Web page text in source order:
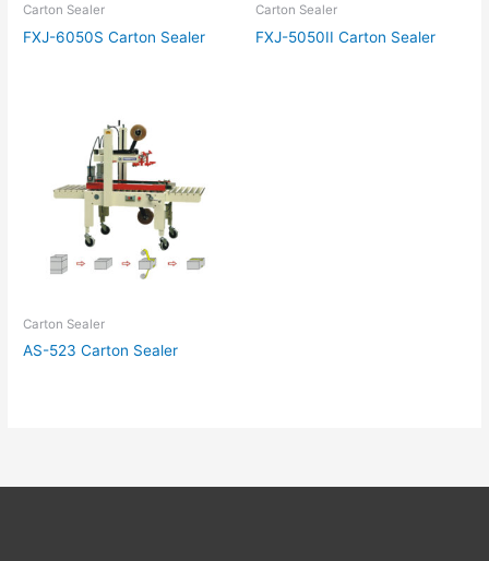
Carton Sealer
FXJ-6050S Carton Sealer
Carton Sealer
FXJ-5050II Carton Sealer
Carton Sealer
AS-523 Carton Sealer